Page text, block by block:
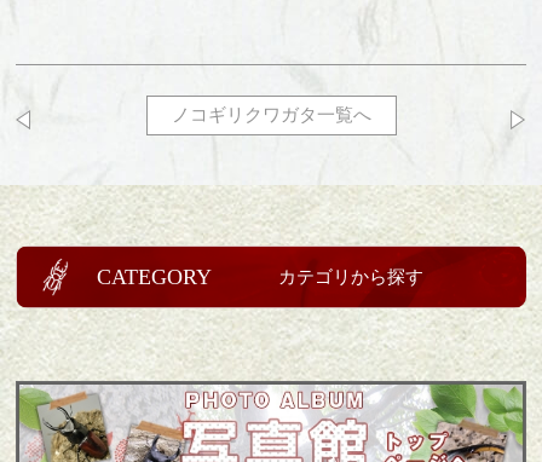
ノコギリクワガタ一覧へ
CATEGORY カテゴリから探す